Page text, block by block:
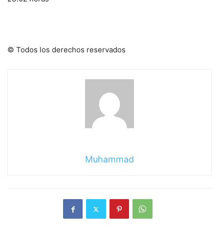
© Todos los derechos reservados
Muhammad